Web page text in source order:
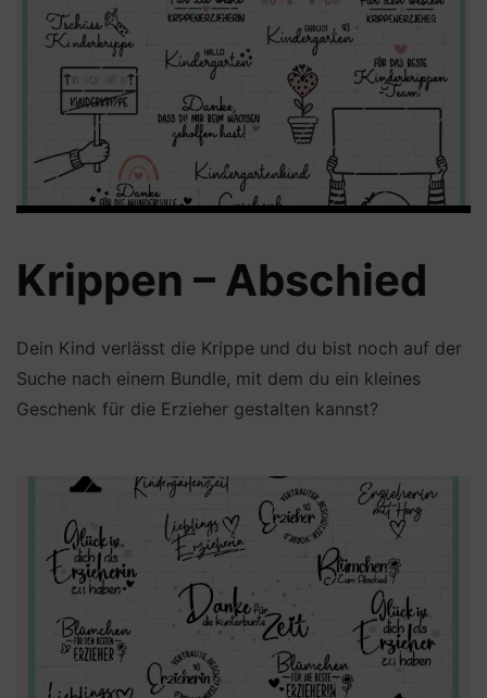
Krippen – Abschied
Dein Kind verlässt die Krippe und du bist noch auf der
Suche nach einem Bundle, mit dem du ein kleines
Geschenk für die Erzieher gestalten kannst?